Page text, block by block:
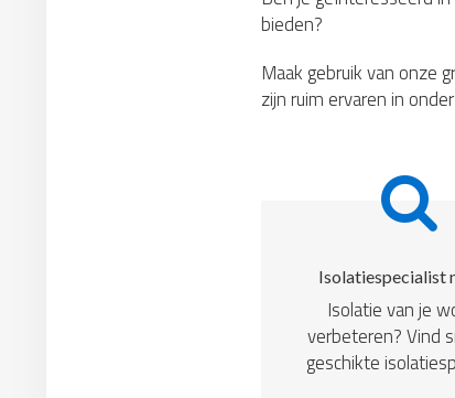
bieden?
Maak gebruik van onze
zijn ruim ervaren in
Isolatiespecialist
Isolatie van je
verbeteren? Vind
geschikte